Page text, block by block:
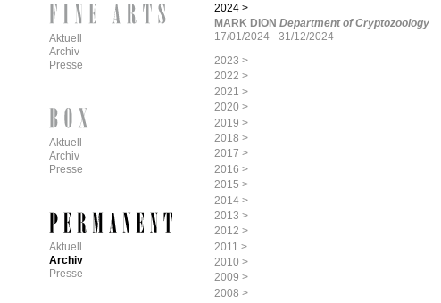
2024 >
MARK DION Department of Cryptozoology
17/01/2024 - 31/12/2024
2023 >
2022 >
2021 >
2020 >
2019 >
2018 >
2017 >
2016 >
2015 >
2014 >
2013 >
2012 >
2011 >
2010 >
2009 >
2008 >
Aktuell
Archiv
Presse
Aktuell
Archiv
Presse
Aktuell
Archiv
Presse